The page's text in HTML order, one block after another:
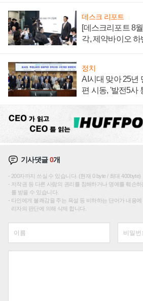
데스크 리포트
[데스크리포트 8
각, 제약바이오
정치
AI시대 맞아 25년
편 시동, '발전5사
기사댓글0개
200자까지 쓰실 수 있습니다. (현재 0 byte / 최대 400byte)
저작권 등 다른 사람의 권리를 침해하거나 명예를 훼손
를 받을 수 있습니다.
타인에게 불쾌감을 주는 욕설 등 비하하는 단어가 내용
리자의 판단에 의해 삭제 합니다.